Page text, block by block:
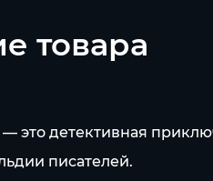
товара
это детективная
писателей.